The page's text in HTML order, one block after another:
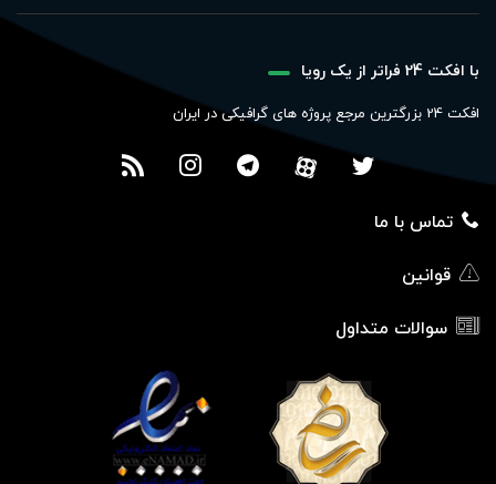
با افکت 24 فراتر از یک رویا
افکت 24 بزرگترین مرجع پروژه های گرافیکی در ایران
تماس با ما
قوانین
سوالات متداول